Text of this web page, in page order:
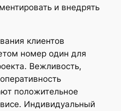
и внедрять
клиентов
номер один для
Вежливость,
положительное
Индивидуальный